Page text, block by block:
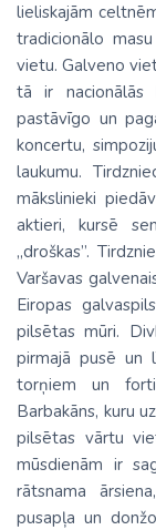
lieliskajām
tradicionālo
vietu. Galveno
tā ir nacionālās
pastāvīgo un
koncertu,
laukumu.
mākslinieki
aktieri, kursē
„droškas”.
Varšavas
Eiropas
pilsētas mūri.
pirmajā pusē un
torņiem un
Barbakāns, kuru
pilsētas vārtu
mūsdienām ir
rātsnama
pusapļa un